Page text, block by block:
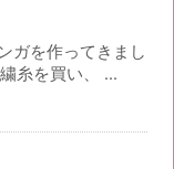
ガを作ってきまし
糸を買い、 ...